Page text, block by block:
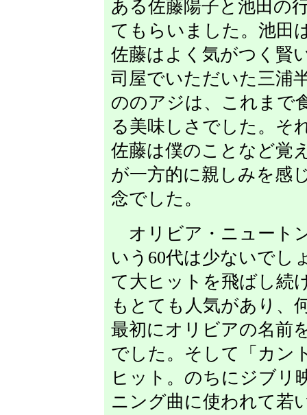
ある佐藤陽子と池田の
てもらいました。池田
佐藤はよく気がつく賢
司屋でいただいた三浦
ののアジは、これまで
る美味しさでした。そ
佐藤は僕のことなど覚
が一方的に親しみを感
念でした。
オリビア・ニュート
いう60代は少ないでし
て大ヒットを飛ばし続
もとても人気があり、
最初にオリビアの名前
でした。そして「カン
ヒット。のちにジブリ
ニング曲に使われて若